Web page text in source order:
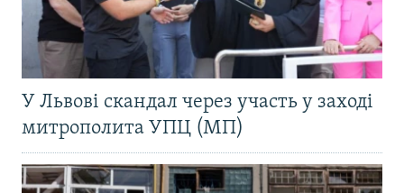
У Львові скандал через участь у заході
митрополита УПЦ (МП)